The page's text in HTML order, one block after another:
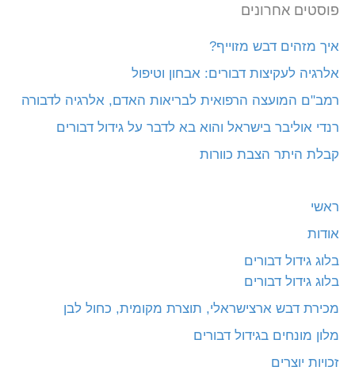
פוסטים אחרונים
איך מזהים דבש מזוייף?
אלרגיה לעקיצות דבורים: אבחון וטיפול
רמב"ם המועצה הרפואית לבריאות האדם, אלרגיה לדבורה
רנדי אוליבר בישראל והוא בא לדבר על גידול דבורים
קבלת היתר הצבת כוורות
ראשי
אודות
בלוג גידול דבורים
בלוג גידול דבורים
מכירת דבש ארצישראלי, תוצרת מקומית, כחול לבן
מלון מונחים בגידול דבורים
זכויות יוצרים